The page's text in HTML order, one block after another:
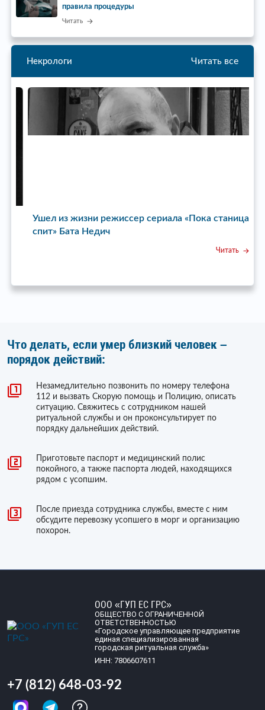
правила процедуры
Читать
Некрологи Читать все
Ушел из жизни режиссер сериала «Пока станица
спит» Бата Недич
Читать
Что делать, если умер близкий человек –
порядок действий:
Незамедлительно позвонить по номеру телефона
112 и вызвать Скорую помощь и Полицию, описать
ситуацию. Свяжитесь с сотрудником нашей
ритуальной службы и он проконсультирует по
порядку дальнейших действий.
Приготовьте паспорт и медицинский полис
покойного, а также паспорта людей, находящихся
рядом с усопшим.
После приезда сотрудника службы, вместе с ним
обсудите перевозку усопшего в морг и организацию
похорон.
ООО «ГУП ЕС ГРС»
ОБЩЕСТВО С ОГРАНИЧЕННОЙ
ОТВЕТСТВЕННОСТЬЮ
«Городское управляющее предприятие
единая специализированная
городская ритуальная служба»
ИНН: 7806607611
+7 (812) 648-03-92